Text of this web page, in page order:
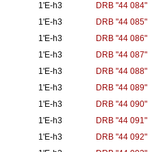
1'E-h3
DRB "44 084"
1'E-h3
DRB "44 085"
1'E-h3
DRB "44 086"
1'E-h3
DRB "44 087"
1'E-h3
DRB "44 088"
1'E-h3
DRB "44 089"
1'E-h3
DRB "44 090"
1'E-h3
DRB "44 091"
1'E-h3
DRB "44 092"